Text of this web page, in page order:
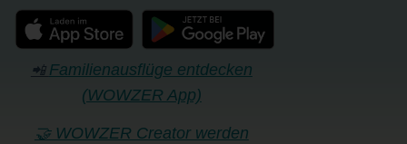
📲 Familienausflüge entdecken
(WOWZER App)
🤝 WOWZER Creator werden